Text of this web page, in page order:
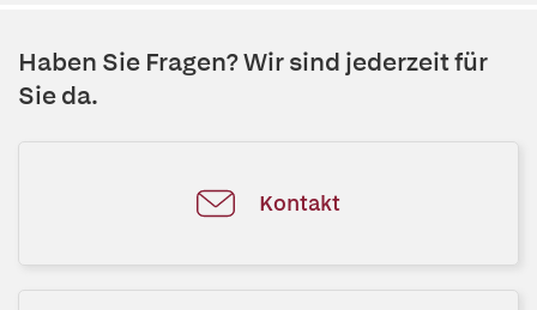
Haben Sie Fragen? Wir sind jederzeit für
Sie da.
Kontakt